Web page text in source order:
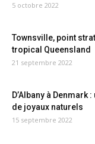
5 octobre 2022
Townsville, point
tropical Queensland
21 septembre 2022
D’Albany à Denmark
de joyaux naturels
15 septembre 2022